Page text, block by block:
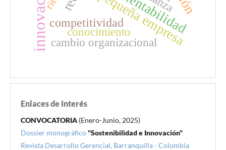
pequeña empresa
competitividad
conocimiento
cambio organizacional
Enlaces de Interés
CONVOCATORIA (Enero-Junio, 2025)
Dossier monográfico"Sostenibilidad e Innovación"
Revista Desarrollo Gerencial, Barranquilla - Colombia